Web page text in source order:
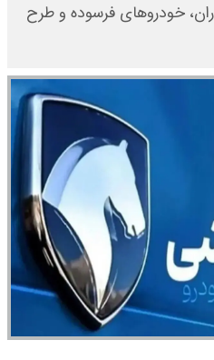
خودروهای فرسوده و طرح